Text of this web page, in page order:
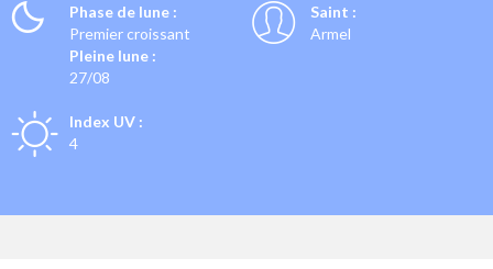
Phase de lune :
Premier croissant
Pleine lune :
27/08
Saint :
Armel
Index UV :
4